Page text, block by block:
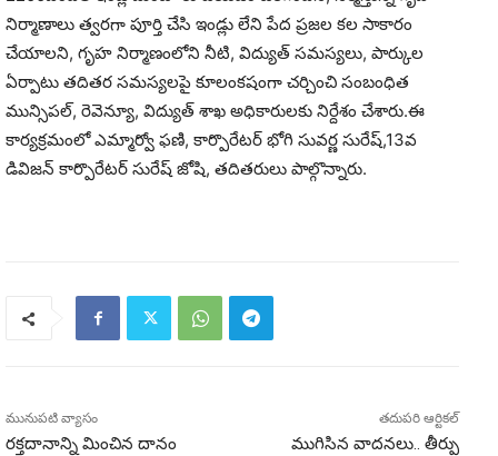
నిర్మాణాలు త్వరగా పూర్తి చేసి ఇండ్లు లేని పేద ప్రజల కల సాకారం
చేయాలని, గృహ నిర్మాణంలోని నీటి, విద్యుత్ సమస్యలు, పార్కుల
ఏర్పాటు తదితర సమస్యలపై కూలంకషంగా చర్చించి సంబంధిత
మున్సిపల్, రెవెన్యూ, విద్యుత్ శాఖ అధికారులకు నిర్దేశం చేశారు.ఈ
కార్యక్రమంలో ఎమ్మార్వో ఫణి, కార్పొరేటర్ భోగి సువర్ణ సురేష్,13వ
డివిజన్ కార్పొరేటర్ సురేష్ జోషి, తదితరులు పాల్గొన్నారు.
మునుపటి వ్యాసం
రక్తదానాన్ని మించిన దానం
తదుపరి ఆర్టికల్
ముగిసిన వాదనలు.. తీర్పు